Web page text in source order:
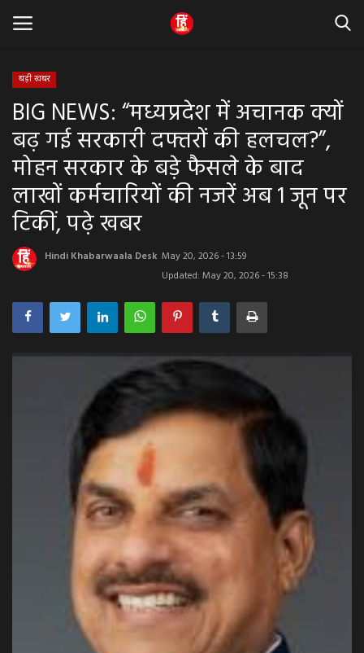
Home
धर्म & ज्योतिष
बड़ी खबर
मध्यप्रदेश
राजस्थान
व्यापार व्यवसाय
राजनीती
एजुकेशन & करियर
हेल्थ & लाइफ स्टाइल
बड़ी खबर
BIG NEWS: “मध्यप्रदेश में अचानक क्यों
बढ़ गई सरकारी दफ्तरों की हलचल?”,
मोहन सरकार के बड़े फैसले के बाद
लाखों कर्मचारियों की नजरें अब 1 जून पर
टिकीं, पढ़े खबर
Hindi Khabarwaala Desk May 20, 2026 - 13:59
Updated: May 20, 2026 - 15:38